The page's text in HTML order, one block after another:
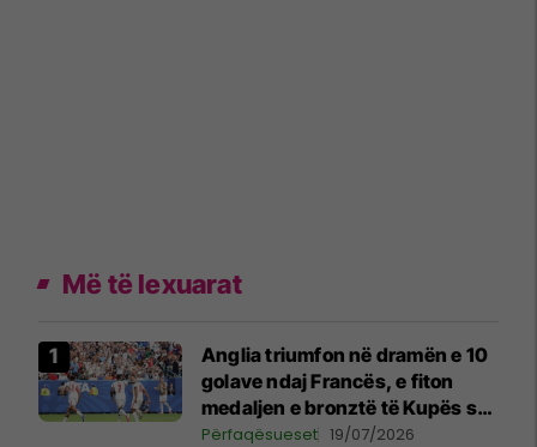
Më të lexuarat
Anglia triumfon në dramën e 10
golave ndaj Francës, e fiton
medaljen e bronztë të Kupës së
Botës
Përfaqësueset 19/07/2026